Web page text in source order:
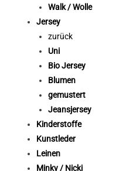
Walk / Wolle
Jersey
zurück
Uni
Bio Jersey
Blumen
gemustert
Jeansjersey
Kinderstoffe
Kunstleder
Leinen
Minky / Nicki